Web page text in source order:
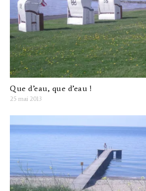
Que d’eau, que d’eau !
25 mai 2013